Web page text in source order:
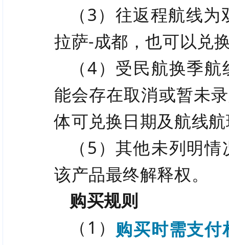
（3）往返程航线
拉萨-成都，也可以兑
（4） 受民航换季
能会存在取消或暂未
体可兑换日期及航线
（5）其他未列明
该产品最终解释权。
购买规则
（1） 购买时需支